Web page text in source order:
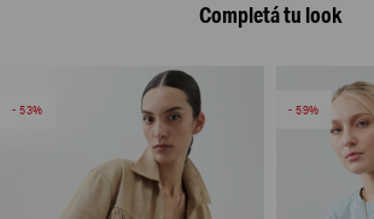
Completá tu look
53 59